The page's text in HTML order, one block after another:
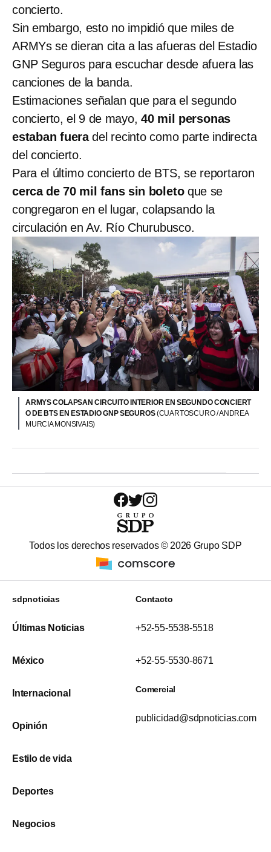
concierto.
Sin embargo, esto no impidió que miles de
ARMYs se dieran cita a las afueras del Estadio
GNP Seguros para escuchar desde afuera las
canciones de la banda.
Estimaciones señalan que para el segundo
concierto, el 9 de mayo,40 mil personas
estaban fueradel recinto como parte indirecta
del concierto.
Para el último concierto de BTS, se reportaron
cerca de 70 mil fans sin boletoque se
congregaron en el lugar, colapsando la
circulación en Av. Río Churubusco.
ARMYS COLAPSAN CIRCUITO INTERIOR EN SEGUNDO CONCIERT
O DE BTS EN ESTADIO GNP SEGUROS(CUARTOSCURO / ANDREA
MURCIA MONSIVAIS)
Todos los derechos reservados ©2026 Grupo SDP
sdpnoticias
Últimas Noticias
México
Internacional
Opinión
Estilo de vida
Deportes
Negocios
Contacto
+52-55-5538-5518
+52-55-5530-8671
Comercial
publicidad@sdpnoticias.com